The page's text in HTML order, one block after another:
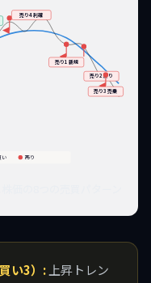
売り4 利確
売り1 新規
売り2 戻り
売り3 売乗
い 売り
い3）:上昇トレン